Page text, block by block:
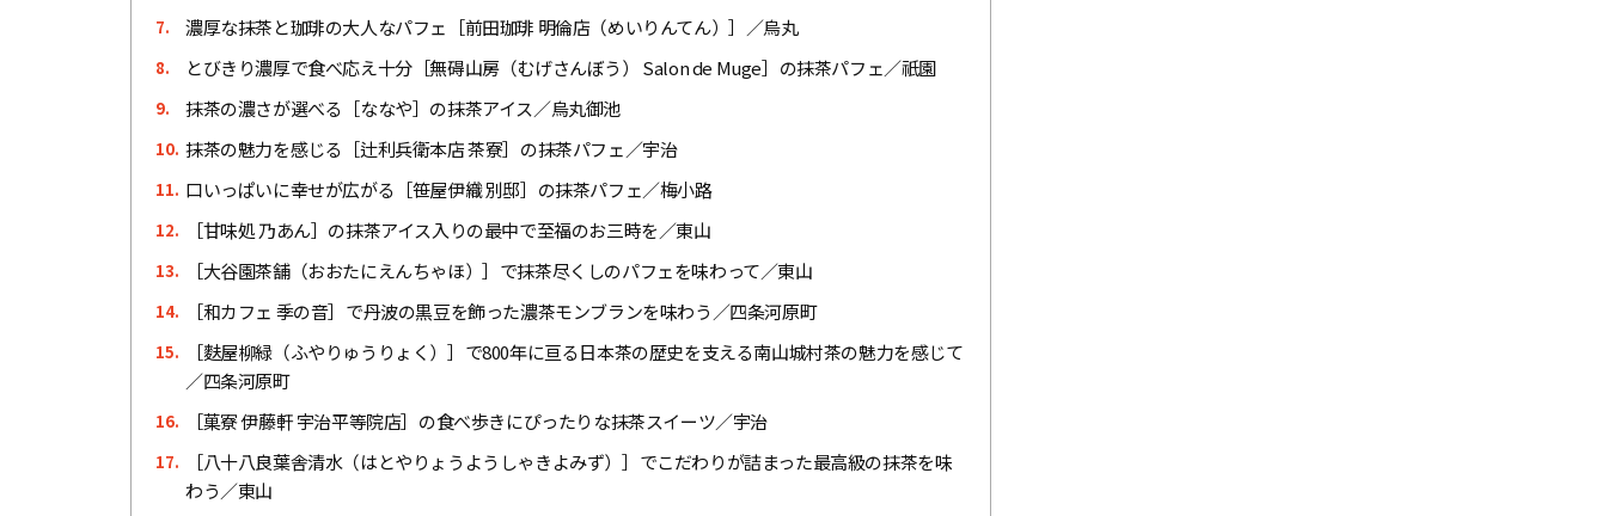
7. 濃厚な抹茶と珈琲の大人なパフェ［前田珈琲 明倫店（めいりんてん）］／烏丸
8. とびきり濃厚で食べ応え十分［無碍山房（むげさんぼう） Salon de Muge］の抹茶パフェ／祇園
9. 抹茶の濃さが選べる［ななや］の抹茶アイス／烏丸御池
10. 抹茶の魅力を感じる［辻利兵衛本店 茶寮］の抹茶パフェ／宇治
11. 口いっぱいに幸せが広がる［笹屋伊織 別邸］の抹茶パフェ／梅小路
12. ［甘味処 乃あん］の抹茶アイス入りの最中で至福のお三時を／東山
13. ［大谷園茶舗（おおたにえんちゃほ）］で抹茶尽くしのパフェを味わって／東山
14. ［和カフェ 季の音］で丹波の黒豆を飾った濃茶モンブランを味わう／四条河原町
15.
［麩屋柳緑（ふやりゅうりょく）］で800年に亘る日本茶の歴史を支える南山城村茶の魅力を感じて
／四条河原町
16. ［菓寮 伊藤軒 宇治平等院店］の食べ歩きにぴったりな抹茶スイーツ／宇治
17.
［八十八良葉舎清水（はとやりょうようしゃきよみず）］でこだわりが詰まった最高級の抹茶を味
わう／東山